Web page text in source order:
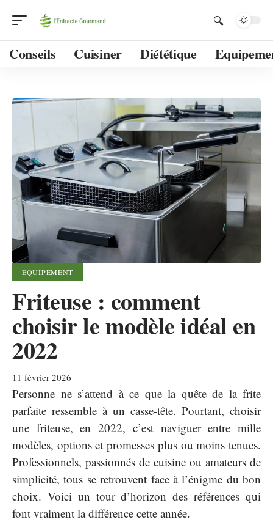
Conseils Cuisiner Diététique
EQUIPEMENT
Friteuse : comment
choisir le modèle idéal en
2022
11 février 2026
Personne ne s’attend à ce que la quête de la frite
parfaite ressemble à un casse-tête. Pourtant, choisir
une friteuse, en 2022, c’est naviguer entre mille
modèles, options et promesses plus ou moins tenues.
Professionnels, passionnés de cuisine ou amateurs de
simplicité, tous se retrouvent face à l’énigme du bon
choix. Voici un tour d’horizon des références qui
font vraiment la différence cette année.